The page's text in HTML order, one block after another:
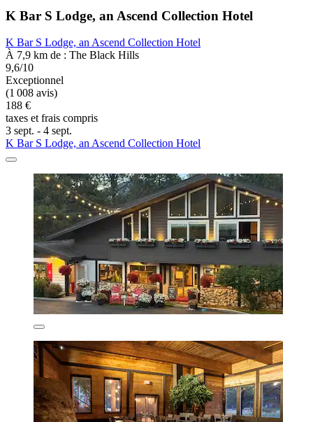
K Bar S Lodge, an Ascend Collection Hotel
K Bar S Lodge, an Ascend Collection Hotel
À 7,9 km de : The Black Hills
9,6/10
Exceptionnel
(1 008 avis)
188 €
taxes et frais compris
3 sept. - 4 sept.
K Bar S Lodge, an Ascend Collection Hotel